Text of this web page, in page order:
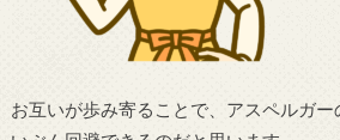
お互いが歩み寄ることで、アスペルガ